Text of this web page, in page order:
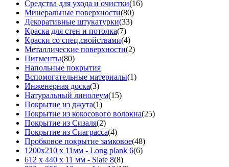
Средства для ухода и очистки(16)
Минеральные поверхности(80)
Декоративные штукатурки(33)
Краска для стен и потолка(7)
Краски со спец.свойствами(4)
Металлические поверхности(2)
Пигменты(80)
Напольные покрытия
Вспомогательные материалы(1)
Инженерная доска(3)
Натуральный линолеум(15)
Покрытие из джута(1)
Покрытие из кокосового волокна(25)
Покрытие из Сизаля(2)
Покрытие из Сиаграсса(4)
Пробковое покрытие замковое(48)
1200х210 х 11мм - Long plank 6(6)
612 х 440 х 11 мм - Slate 8(8)